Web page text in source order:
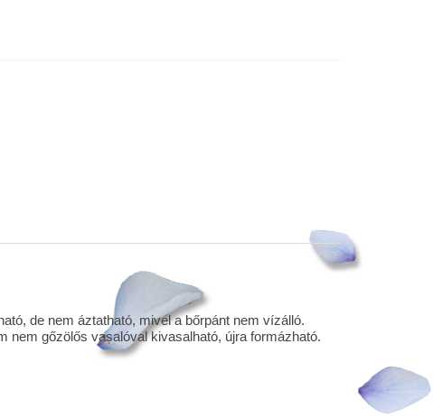
de nem áztatható, mivel a bőrpánt nem vízálló.
nem gőzölős vasalóval kivasalható, újra formázható.